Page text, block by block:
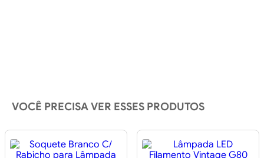
VOCÊ PRECISA VER ESSES PRODUTOS